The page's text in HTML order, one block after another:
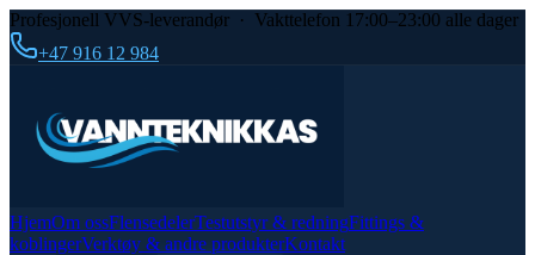
Profesjonell VVS-leverandør · Vakttelefon 17:00–23:00 alle dager
+47 916 12 984
HjemOm ossFlensedelerTestutstyr & redningFittings &
koblingerVerktøy & andre produkterKontakt